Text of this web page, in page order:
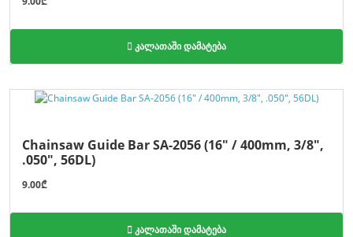
კალათაში დამატება
Chainsaw Guide Bar SA-2056 (16" / 400mm, 3/8",
.050", 56DL)
9.00₾
კალათაში დამატება